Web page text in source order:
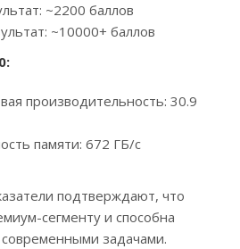
~2200 баллов
~10000+ баллов
производительность: 30.9
памяти: 672 ГБ/с
подтверждают, что
сегменту и способна
задачами.